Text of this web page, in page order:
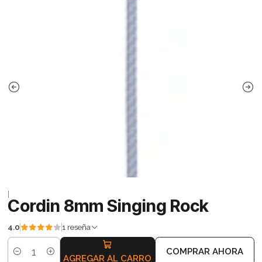
Cordin 8mm Singing Rock
4.0 1 reseña
Cantidad AGREGAR AL CARRO
COMPRAR AHORA